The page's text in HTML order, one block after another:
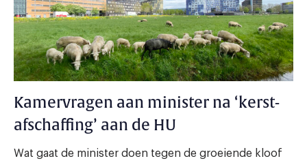
Kamervragen aan minister na ‘kerst-
afschaffing’ aan de HU
Wat gaat de minister doen tegen de groeiende kloof